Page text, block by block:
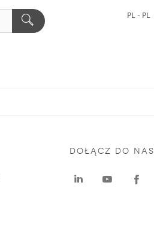
PL - PL
DOŁĄCZ DO NAS